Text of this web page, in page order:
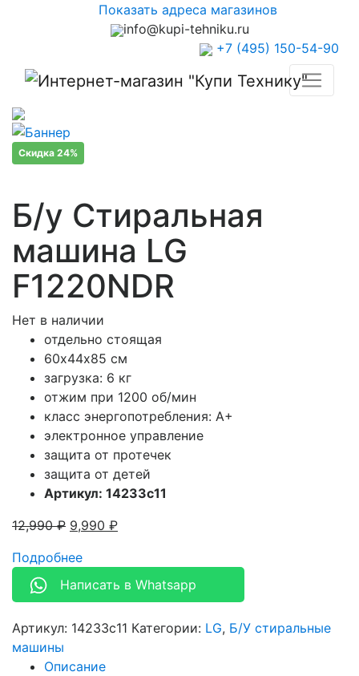
Показать адреса магазинов
info@kupi-tehniku.ru
+7 (495) 150-54-90
Скидка 24%
Б/у Стиральная
машина LG
F1220NDR
Нет в наличии
отдельно стоящая
60х44х85 см
загрузка: 6 кг
отжим при 1200 об/мин
класс энергопотребления: A+
электронное управление
защита от протечек
защита от детей
Артикул: 14233c11
12,990₽ 9,990 ₽
Подробнее
Написать в Whatsapp
Артикул: 14233c11 Категории: LG, Б/У стиральные
машины
Описание